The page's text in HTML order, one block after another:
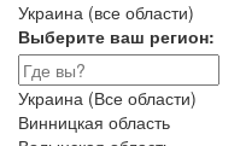
Украина (все области)
Выберите ваш регион:
Украина (Все области)
Винницкая область